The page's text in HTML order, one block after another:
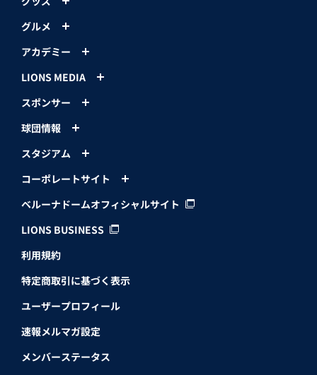
グルメ
アカデミー
LIONS MEDIA
スポンサー
球団情報
スタジアム
コーポレートサイト
ベルーナドームオフィシャルサイト
LIONS BUSINESS
利用規約
特定商取引に基づく表示
ユーザープロフィール
速報メルマガ設定
メンバーステータス